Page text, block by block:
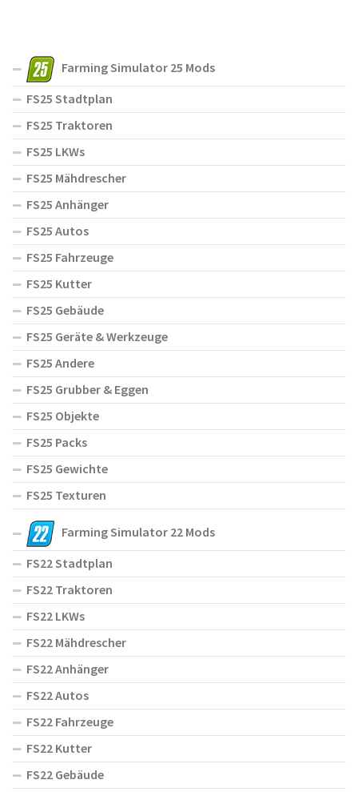
Farming Simulator 25 Mods
FS25 Stadtplan
FS25 Traktoren
FS25 LKWs
FS25 Mähdrescher
FS25 Anhänger
FS25 Autos
FS25 Fahrzeuge
FS25 Kutter
FS25 Gebäude
FS25 Geräte & Werkzeuge
FS25 Andere
FS25 Grubber & Eggen
FS25 Objekte
FS25 Packs
FS25 Gewichte
FS25 Texturen
Farming Simulator 22 Mods
FS22 Stadtplan
FS22 Traktoren
FS22 LKWs
FS22 Mähdrescher
FS22 Anhänger
FS22 Autos
FS22 Fahrzeuge
FS22 Kutter
FS22 Gebäude